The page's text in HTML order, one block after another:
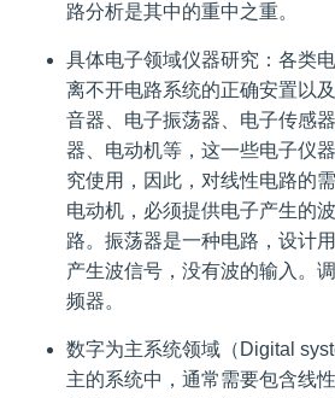
路分析是其中的重中之重。
具体电子领域仪器研究：各类
离不开电路系统的正确安置以
音器、电子振荡器、电子传感
器、电动机等，这一些电子仪
究使用，因此，对线性电路的
电动机，必须提供电子产生的
路。振荡器是一种电路，设计
产生波信号，没有波的输入。
频器。
数字为主系统领域（Digital
主的系统中，通常需要包含线